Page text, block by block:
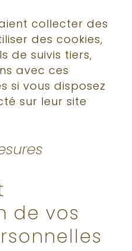
collecter des
des cookies,
de suivis tiers,
avec ces
si vous disposez
sur leur site
de vos